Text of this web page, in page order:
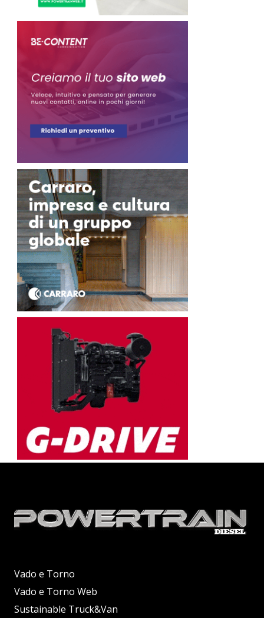
Vado e Torno
Vado e Torno Web
Sustainable Truck&Van